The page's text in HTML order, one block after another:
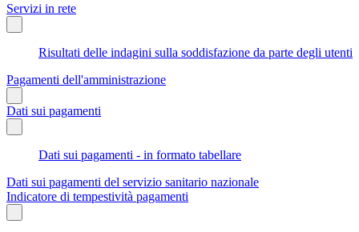
Servizi in rete
Risultati delle indagini sulla soddisfazione da parte degli utenti
Pagamenti dell'amministrazione
Dati sui pagamenti
Dati sui pagamenti - in formato tabellare
Dati sui pagamenti del servizio sanitario nazionale
Indicatore di tempestività pagamenti